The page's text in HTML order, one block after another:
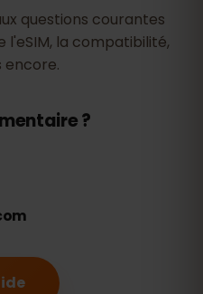
questions courantes
la compatibilité,
encore.
?